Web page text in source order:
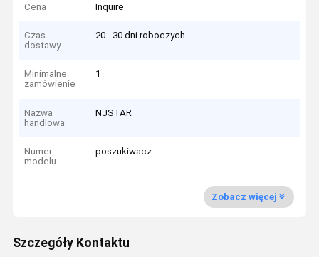
Cena Inquire
Czas
dostawy
20 - 30 dni roboczych
Minimalne
zamówienie
1
Nazwa
handlowa
NJSTAR
Numer
modelu
poszukiwacz
Zobacz więcej
Szczegóły Kontaktu